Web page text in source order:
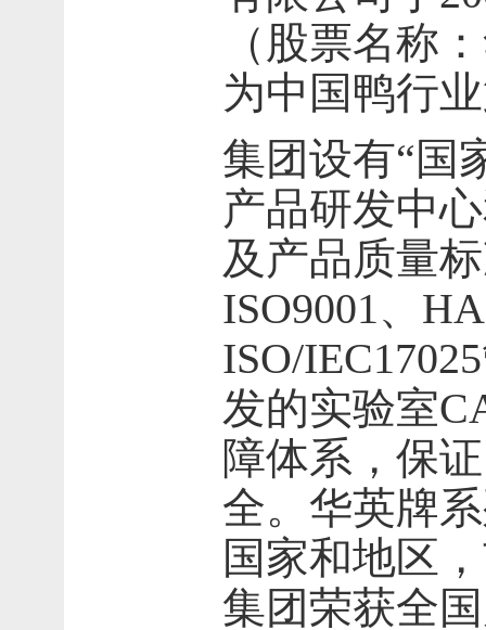
（股票名称
为中国鸭行
集团设有“国
产品研发中
及产品质量
ISO9001、
ISO/
发的实验室
障体系，保
全。华英牌
国家和地区
集团荣获全